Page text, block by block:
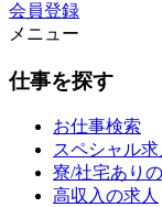
会員登録
メニュー
仕事を探す
お仕事検索
スペシャル求
寮/社宅あり
高収入の求人